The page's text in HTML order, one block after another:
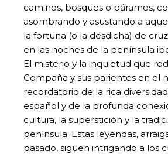
caminos, bosques o páramos,
asombrando y asustando a
la fortuna (o la desdicha) de
en las noches de la península
El misterio y la inquietud que
Compaña y sus parientes en el
recordatorio de la rica
español y de la profunda
cultura, la superstición y la
península. Estas leyendas,
pasado, siguen intrigando a los